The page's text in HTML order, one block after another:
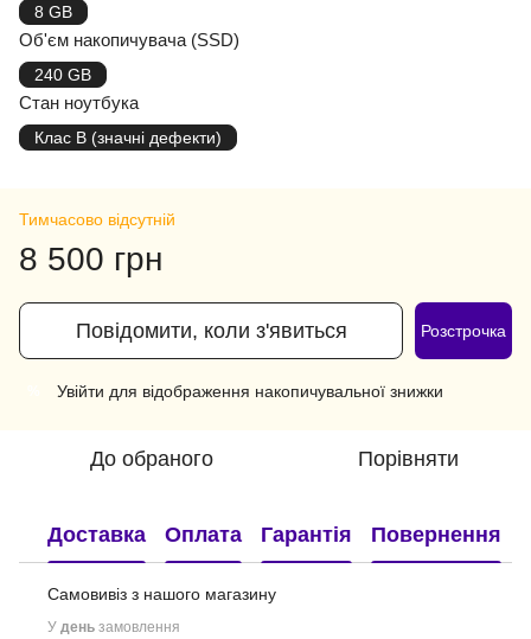
8 GB
Об'єм накопичувача (SSD)
240 GB
Стан ноутбука
Клас B (значні дефекти)
Тимчасово відсутній
8 500 грн
Повідомити, коли з'явиться Розстрочка
Увійти для відображення накопичувальної знижки
До обраного Порівняти
Доставка Оплата Гарантія Повернення
Самовивіз з нашого магазину
У день замовлення